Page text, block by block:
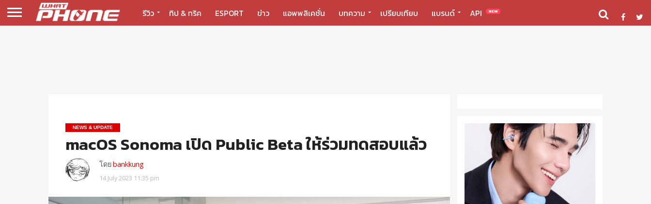
รีวิว ทิป & ทริค ESPORT ข่าว แอพพลิเคชั่น บทความ เปรียบเทียบ แบรนด์ API NEW
NEWS & UPDATE
macOS Sonoma เปิด Public Beta ให้ร่วมทดสอบแล้ว
โดยbankkung
14 July 2023 11:35 pm